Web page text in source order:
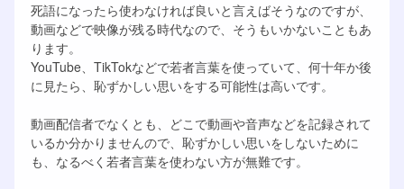
死語になったら使わなければ良いと言えばそうなのですが、
動画などで映像が残る時代なので、そうもいかないこともあ
ります。
YouTube、TikTokなどで若者言葉を使っていて、何十年か後
に見たら、恥ずかしい思いをする可能性は高いです。
動画配信者でなくとも、どこで動画や音声などを記録されて
いるか分かりませんので、恥ずかしい思いをしないために
も、なるべく若者言葉を使わない方が無難です。